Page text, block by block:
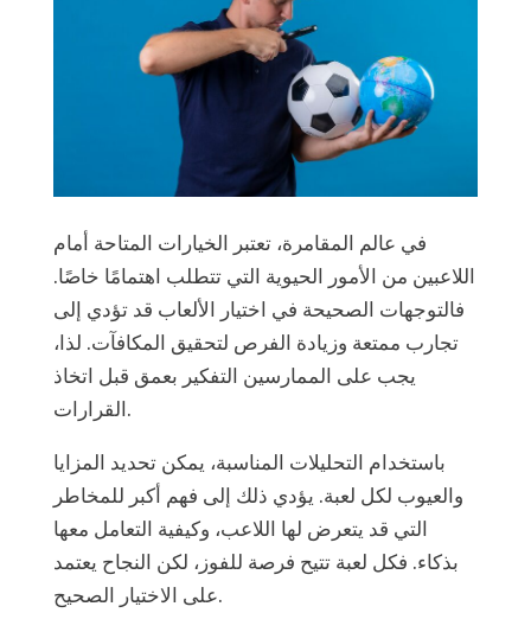
في عالم المقامرة، تعتبر الخيارات المتاحة أمام
اللاعبين من الأمور الحيوية التي تتطلب اهتمامًا خاصًا.
فالتوجهات الصحيحة في اختيار الألعاب قد تؤدي إلى
تجارب ممتعة وزيادة الفرص لتحقيق المكافآت. لذا،
يجب على الممارسين التفكير بعمق قبل اتخاذ
القرارات.
باستخدام التحليلات المناسبة، يمكن تحديد المزايا
والعيوب لكل لعبة. يؤدي ذلك إلى فهم أكبر للمخاطر
التي قد يتعرض لها اللاعب، وكيفية التعامل معها
بذكاء. فكل لعبة تتيح فرصة للفوز، لكن النجاح يعتمد
على الاختيار الصحيح.